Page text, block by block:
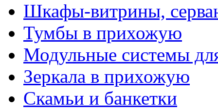
Шкафы-витрины,
Тумбы в прихожую
Модульные системы
Зеркала в прихожую
Скамьи и банкетки